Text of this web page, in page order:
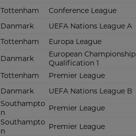
Tottenham Conference League
Danmark UEFA Nations League A
Tottenham Europa League
Danmark
European Championship
Qualification 1
Tottenham Premier League
Danmark UEFA Nations League B
Southampto
n
Premier League
Southampto
n
Premier League